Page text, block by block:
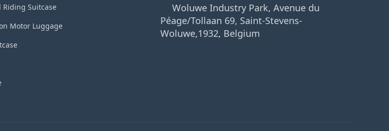
Riding Suitcase
Motor Luggage
Woluwe Industry Park, Avenue du
Péage/Tollaan 69, Saint-Stevens-
Woluwe,1932, Belgium